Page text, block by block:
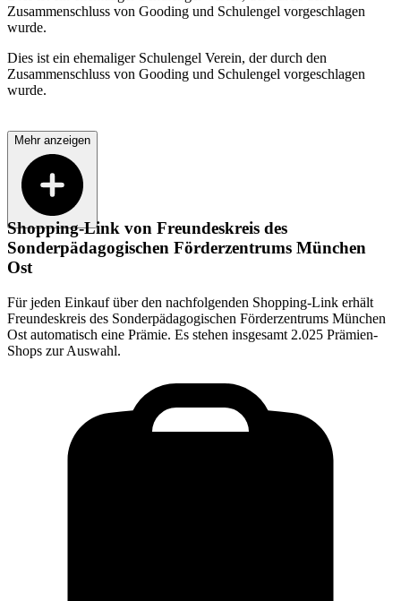
Zusammenschluss von Gooding und Schulengel vorgeschlagen
wurde.
Dies ist ein ehemaliger Schulengel Verein, der durch den
Zusammenschluss von Gooding und Schulengel vorgeschlagen
wurde.
Mehr anzeigen
Shopping-Link von Freundeskreis des
Sonderpädagogischen Förderzentrums München
Ost
Für jeden Einkauf über den nachfolgenden Shopping-Link erhält
Freundeskreis des Sonderpädagogischen Förderzentrums München
Ost automatisch eine Prämie. Es stehen insgesamt 2.025 Prämien-
Shops zur Auswahl.